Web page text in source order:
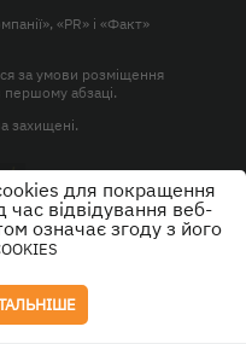
«PR» і «Факт»
за умови розміщення
першому абзаці.
захищені.
для покращення
час відвідування веб-
означає згоду з його